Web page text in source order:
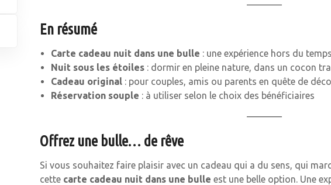
En résumé
Carte cadeau nuit dans une bulle : une expérience hors du temps
Nuit sous les étoiles: dormir en pleine nature, dans un cocon
Cadeau original: pour couples, amis ou parents en quête de
Réservation souple : à utiliser selon le choix des bénéficiaires
Offrez une bulle… de rêve
Si vous souhaitez faire plaisir avec un cadeau qui a du sens, qui
cette carte cadeau nuit dans une bulle est une belle option. Une